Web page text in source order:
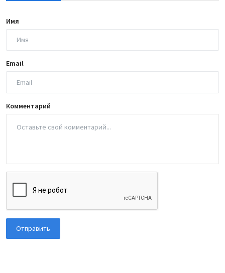
Имя
Email
Комментарий
Отправить